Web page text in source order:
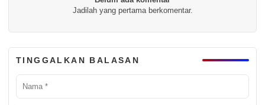
Jadilah yang pertama berkomentar.
TINGGALKAN BALASAN